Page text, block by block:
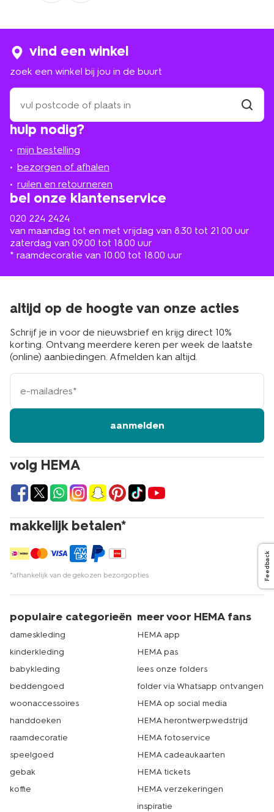
hulp nodig?
mijn bestelling
bezorgen of afhalen
ruilen en retourneren
bel onze klantenservice
020 224 2424
van maandag tot en met vrijdag van 8.30 tot 21.00 uur
zaterdag van 09.00 tot 18.00 uur
* raamdecoratie van 10.00 tot 18.00 uur
vind een winkel
zoek een winkel bij jou in de buurt
zoek
een
winkel
bij
in
de
buurt
volg HEMA
makkelijk betalen*
*afhankelijk van de gekozen bezorgopties
altijd op de hoogte van onze acties
Schrijf je in voor de nieuwsbrief en krijg direct 10%
korting. Ontvang meerdere keren per week de laatste
(online) aanbiedingen. Afmelden kan altijd.
e-
mailadres
aanmelden
populaire categorieën
dameskleding
kinderkleding
babykleding
beddengoed
woonaccessoires
handdoeken
raamdecoratie
speelgoed
gebak
koffie
meer voor HEMA fans
HEMA app
HEMA pas
lees onze folders
folder via Whatsapp ontvangen
HEMA op social media
HEMA herontwerpwedstrijd
HEMA fotoservice
HEMA cadeaukaarten
HEMA tickets
HEMA verzekeringen
inspiratie
Feedback